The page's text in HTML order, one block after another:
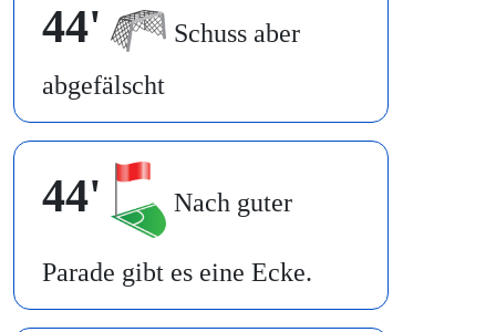
44'
Schuss aber
abgefälscht
44' Nach guter
Parade gibt es eine Ecke.